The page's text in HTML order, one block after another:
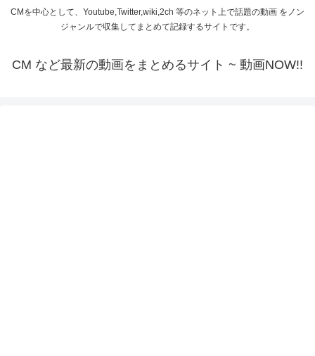
CMを中心として、Youtube,Twitter,wiki,2ch 等のネット上で話題の動画 をノン
ジャンルで収集してまとめて記録するサイトです。
CM など最新の動画をまとめるサイト ~ 動画NOW!!